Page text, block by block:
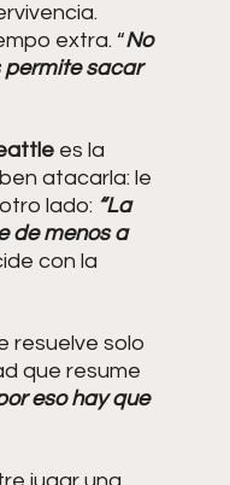
extra. “No
permite sacar
es la
atacarla: le
lado: “La
de menos a
con la
resuelve solo
que resume
eso hay que